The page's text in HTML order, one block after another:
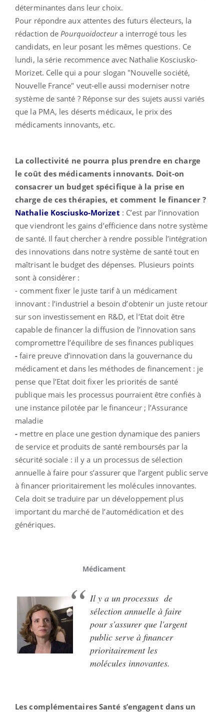
déterminantes dans leur choix.
Pour répondre aux attentes des futurs électeurs, la
rédaction de Pourquoidocteura interrogé tous les
candidats, en leur posant les mêmes questions. Ce
lundi, la série recommence avec Nathalie Kosciusko-
Morizet. Celle qui a pour slogan "Nouvelle société,
Nouvelle France" veut-elle aussi moderniser notre
système de santé ? Réponse sur des sujets aussi variés
que la PMA, les déserts médicaux, le prix des
médicaments innovants, etc.
La collectivité ne pourra plus prendre en charge
le coût des médicaments innovants. Doit-on
consacrer un budget spécifique à la prise en
charge de ces thérapies, et comment le financer ?
Nathalie Kosciusko-Morizet : C’est par l’innovation
que viendront les gains d’efficience dans notre système
de santé. Il faut chercher à rendre possible l’intégration
des innovations dans notre système de santé tout en
maîtrisant le budget des dépenses. Plusieurs points
sont à considérer :
- comment fixer le juste tarif à un médicament
innovant : l’industriel a besoin d’obtenir un juste retour
sur son investissement en R&D, et l’Etat doit être
capable de financer la diffusion de l’innovation sans
compromettre l’équilibre de ses finances publiques
-faire preuve d’innovation dans la gouvernance du
médicament et dans les méthodes de financement : je
pense que l’Etat doit fixer les priorités de santé
publique mais les processus pourraient être confiés à
une instance pilotée par le financeur ; l’Assurance
maladie
- mettre en place une gestion dynamique des paniers
de service et produits de santé remboursés par la
sécurité sociale : il y a un processus de sélection
annuelle à faire pour s’assurer que l’argent public serve
à financer prioritairement les molécules innovantes.
Cela doit se traduire par un développement plus
important du marché de l’automédication et des
génériques.
Médicament
Il y a un processus de
sélection annuelle à faire
pour s'assurer que l'argent
public serve à financer
prioritairement les
molécules innovantes.
Les complémentaires Santé s’engagent dans un